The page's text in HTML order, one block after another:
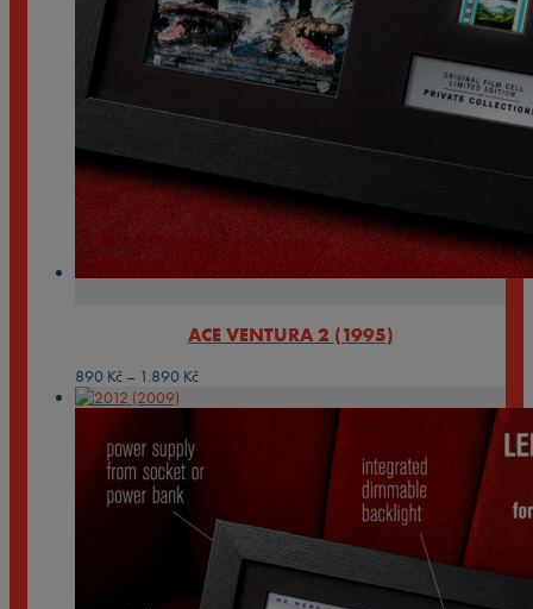
ACE VENTURA 2 (1995)
890 Kč – 1.890 KčRozpětí